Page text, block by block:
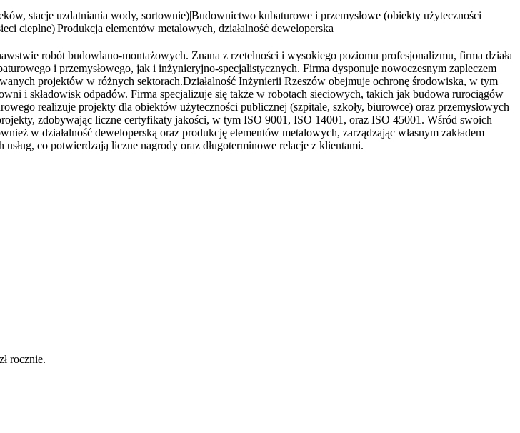
stacje uzdatniania wody, sortownie)Budownictwo kubaturowe i przemysłowe (obiekty użyteczności
cieplne)Produkcja elementów metalowych, działalność deweloperska
robót budowlano-montażowych. Znana z rzetelności i wysokiego poziomu profesjonalizmu, firma działa
i przemysłowego, jak i inżynieryjno-specjalistycznych. Firma dysponuje nowoczesnym zapleczem
projektów w różnych sektorach.Działalność Inżynierii Rzeszów obejmuje ochronę środowiska, w tym
i składowisk odpadów. Firma specjalizuje się także w robotach sieciowych, takich jak budowa rurociągów
realizuje projekty dla obiektów użyteczności publicznej (szpitale, szkoły, biurowce) oraz przemysłowych
zdobywając liczne certyfikaty jakości, w tym ISO 9001, ISO 14001, oraz ISO 45001. Wśród swoich
w działalność deweloperską oraz produkcję elementów metalowych, zarządzając własnym zakładem
co potwierdzają liczne nagrody oraz długoterminowe relacje z klientami.
rocznie.